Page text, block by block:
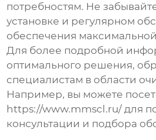
потребностям. Не
установке и регулярном
обеспечения
Для более подробной
оптимального решения,
специалистам в области
Например, вы можете
https://www.mmscl.ru/ для
консультации и подбора